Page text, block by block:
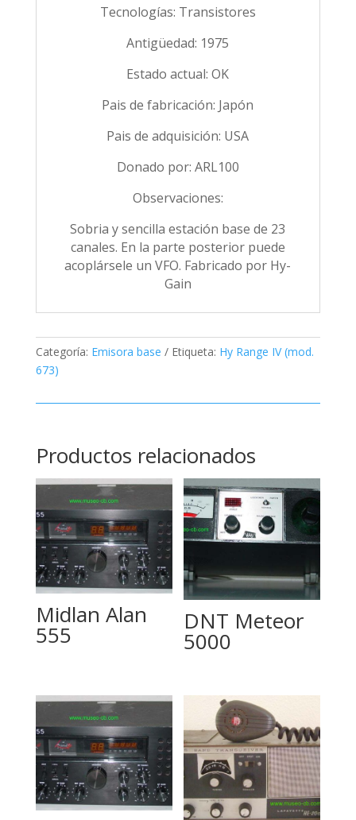
Tecnologías: Transistores
Antigüedad: 1975
Estado actual: OK
Pais de fabricación: Japón
Pais de adquisición: USA
Donado por: ARL100
Observaciones:
Sobria y sencilla estación base de 23
canales. En la parte posterior puede
acoplársele un VFO. Fabricado por Hy-
Gain
Categoría: Emisora base Etiqueta: Hy Range IV (mod.
673)
Productos relacionados
Midlan Alan
555 DNT Meteor
5000